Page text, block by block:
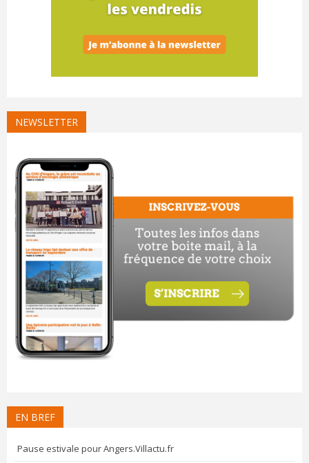
NEWSLETTER
EN BREF
Pause estivale pour Angers.Villactu.fr